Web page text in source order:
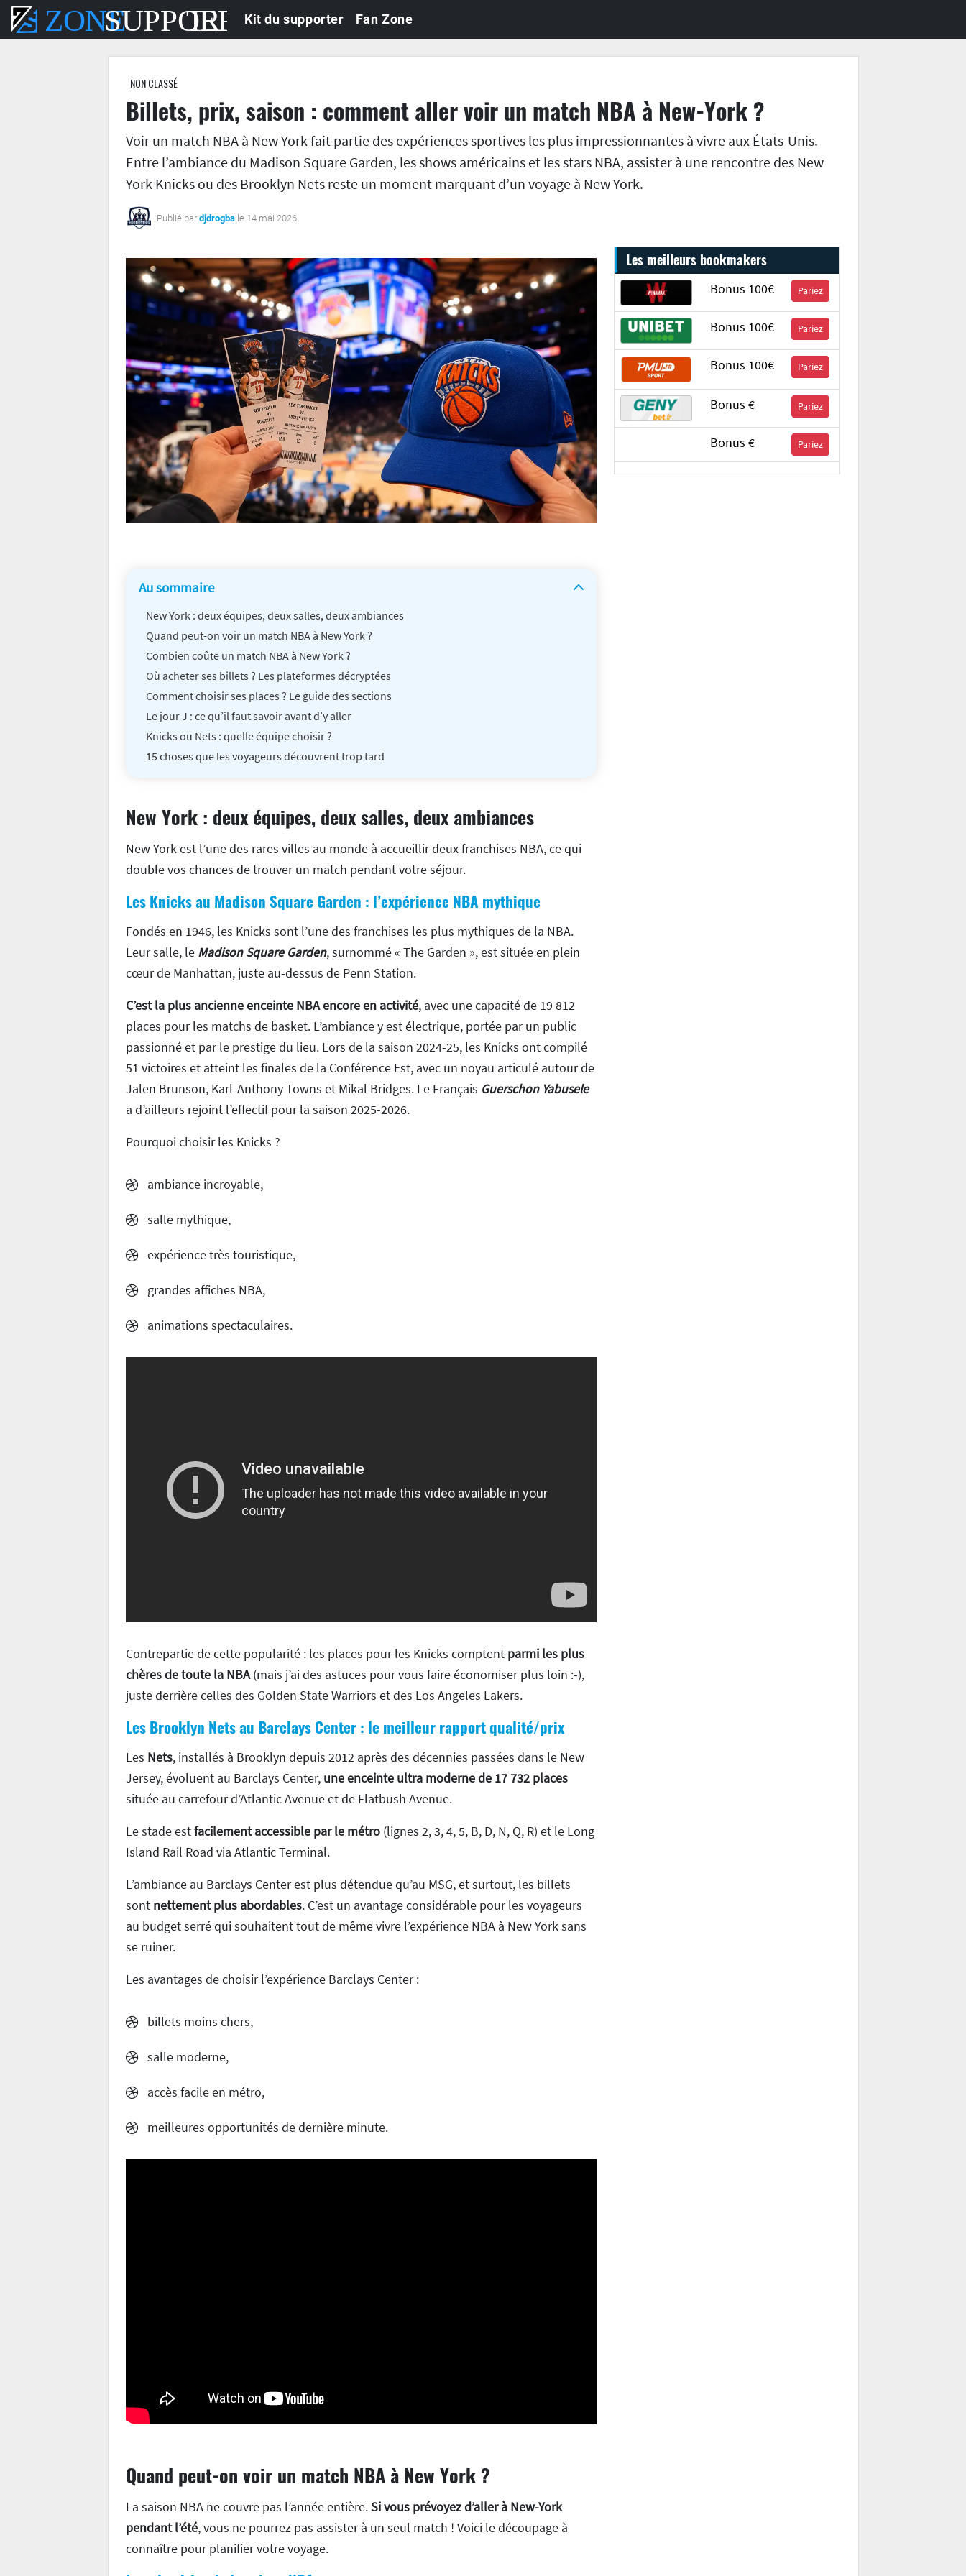
Kit du supporter Fan Zone
NON CLASSÉ
Billets, prix, saison : comment aller voir un match NBA à New-York ?
Voir un match NBA à New York fait partie des expériences sportives les plus impressionnantes à vivre aux États-Unis.
Entre l’ambiance du Madison Square Garden, les shows américains et les stars NBA, assister à une rencontre des New
York Knicks ou des Brooklyn Nets reste un moment marquant d’un voyage à New York.
Publié par djdrogbale 14 mai 2026
Au sommaire
New York : deux équipes, deux salles, deux ambiances
Quand peut-on voir un match NBA à New York ?
Combien coûte un match NBA à New York ?
Où acheter ses billets ? Les plateformes décryptées
Comment choisir ses places ? Le guide des sections
Le jour J : ce qu’il faut savoir avant d’y aller
Knicks ou Nets : quelle équipe choisir ?
15 choses que les voyageurs découvrent trop tard
New York : deux équipes, deux salles, deux ambiances
New York est l’une des rares villes au monde à accueillir deux franchises NBA, ce qui
double vos chances de trouver un match pendant votre séjour.
Les Knicks au Madison Square Garden : l’expérience NBA mythique
Fondés en 1946, les Knicks sont l’une des franchises les plus mythiques de la NBA.
Leur salle, le Madison Square Garden, surnommé « The Garden », est située en plein
cœur de Manhattan, juste au-dessus de Penn Station.
C’est la plus ancienne enceinte NBA encore en activité, avec une capacité de 19 812
places pour les matchs de basket. L’ambiance y est électrique, portée par un public
passionné et par le prestige du lieu. Lors de la saison 2024-25, les Knicks ont compilé
51 victoires et atteint les finales de la Conférence Est, avec un noyau articulé autour de
Jalen Brunson, Karl-Anthony Towns et Mikal Bridges. Le Français Guerschon Yabusele
a d’ailleurs rejoint l’effectif pour la saison 2025-2026.
Pourquoi choisir les Knicks ?
ambiance incroyable,
salle mythique,
expérience très touristique,
grandes affiches NBA,
animations spectaculaires.
Contrepartie de cette popularité : les places pour les Knicks comptent parmi les plus
chères de toute la NBA(mais j’ai des astuces pour vous faire économiser plus loin :-),
juste derrière celles des Golden State Warriors et des Los Angeles Lakers.
Les Brooklyn Nets au Barclays Center : le meilleur rapport qualité/prix
Les Nets, installés à Brooklyn depuis 2012 après des décennies passées dans le New
Jersey, évoluent au Barclays Center, une enceinte ultra moderne de 17 732 places
située au carrefour d’Atlantic Avenue et de Flatbush Avenue.
Le stade estfacilement accessible par le métro(lignes 2, 3, 4, 5, B, D, N, Q, R) et le Long
Island Rail Road via Atlantic Terminal.
L’ambiance au Barclays Center est plus détendue qu’au MSG, et surtout, les billets
sont nettement plus abordables. C’est un avantage considérable pour les voyageurs
au budget serré qui souhaitent tout de même vivre l’expérience NBA à New York sans
se ruiner.
Les avantages de choisir l’expérience Barclays Center :
billets moins chers,
salle moderne,
accès facile en métro,
meilleures opportunités de dernière minute.
Quand peut-on voir un match NBA à New York ?
La saison NBA ne couvre pas l’année entière.Si vous prévoyez d’aller à New-York
pendant l’été, vous ne pourrez pas assister à un seul match ! Voici le découpage à
connaître pour planifier votre voyage.
Les meilleurs bookmakers
Bonus 100€ Pariez
Bonus 100€ Pariez
Bonus 100€ Pariez
Bonus € Pariez
Bonus € Pariez